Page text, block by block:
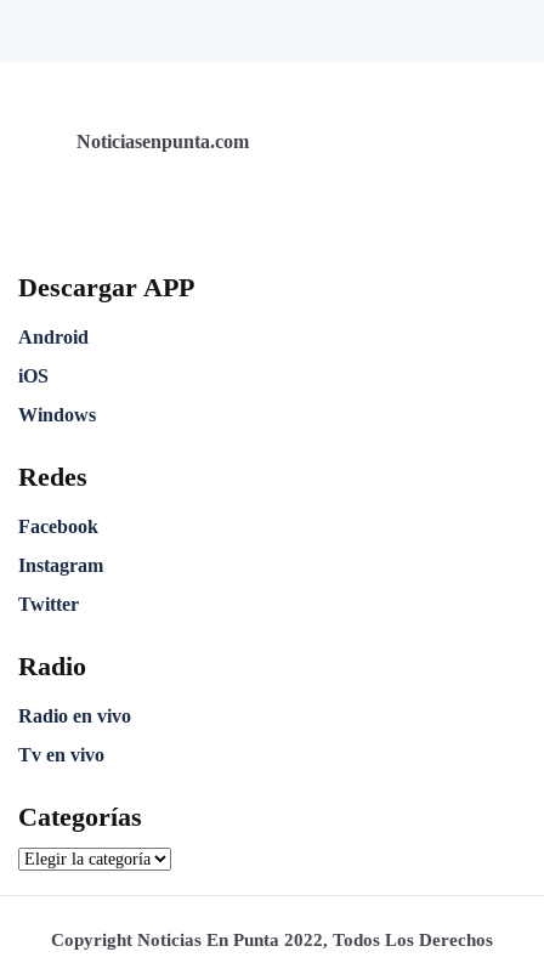
Noticiasenpunta.com
Descargar APP
Android
iOS
Windows
Redes
Facebook
Instagram
Twitter
Radio
Radio en vivo
Tv en vivo
Categorías
Copyright Noticias En Punta 2022, Todos Los Derechos